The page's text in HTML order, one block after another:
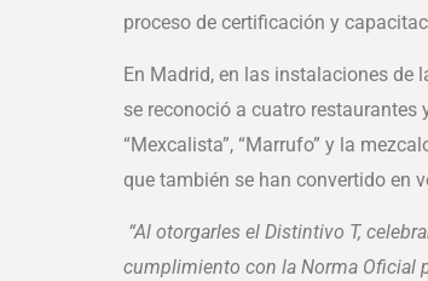
proceso de certificación y
En Madrid, en las instalaciones de
se reconoció a cuatro
“Mexcalista”, “Marrufo” y la
que también se han convertido en
“Al otorgarles el Distintivo T,
cumplimiento con la Norma Oficial